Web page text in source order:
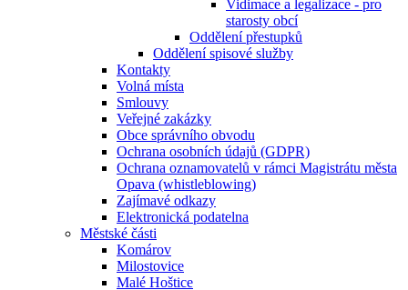
Vidimace a legalizace - pro
starosty obcí
Oddělení přestupků
Oddělení spisové služby
Kontakty
Volná místa
Smlouvy
Veřejné zakázky
Obce správního obvodu
Ochrana osobních údajů (GDPR)
Ochrana oznamovatelů v rámci Magistrátu města
Opava (whistleblowing)
Zajímavé odkazy
Elektronická podatelna
Městské části
Komárov
Milostovice
Malé Hoštice